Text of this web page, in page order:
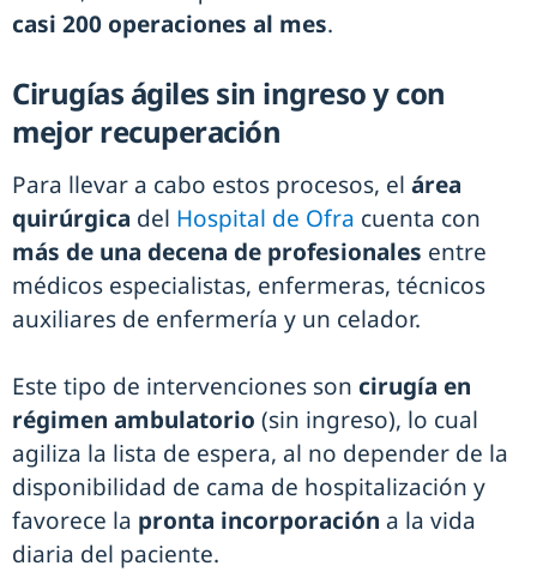
casi 200 operaciones al mes.
Cirugías ágiles sin ingreso y con
mejor recuperación
Para llevar a cabo estos procesos, el área
quirúrgica del Hospital de Ofra cuenta con
más de una decena de profesionales entre
médicos especialistas, enfermeras, técnicos
auxiliares de enfermería y un celador.
Este tipo de intervenciones son cirugía en
régimen ambulatorio (sin ingreso), lo cual
agiliza la lista de espera, al no depender de la
disponibilidad de cama de hospitalización y
favorece la pronta incorporación a la vida
diaria del paciente.